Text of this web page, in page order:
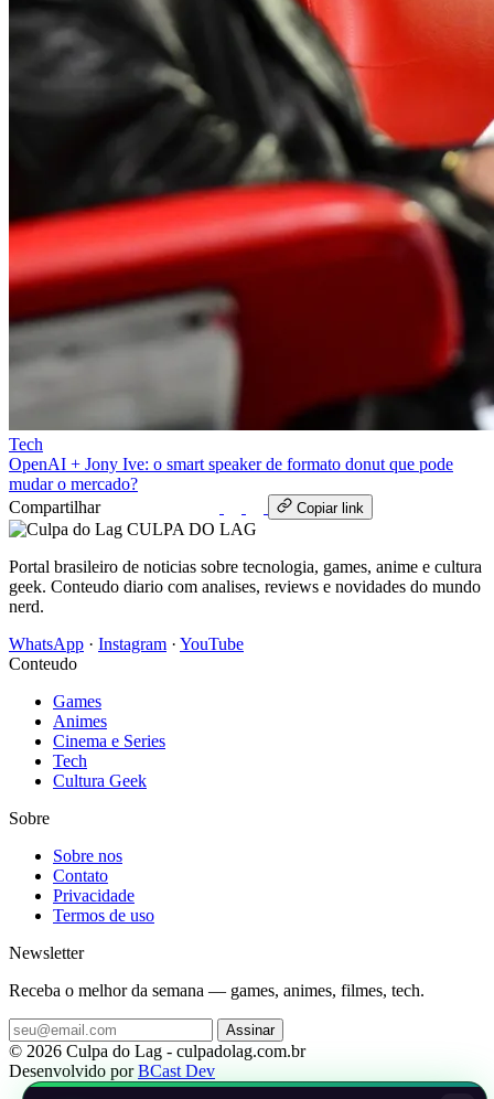
Tech
OpenAI + Jony Ive: o smart speaker de formato donut que pode
mudar o mercado?
Compartilhar
Copiar link
CULPA DO LAG
Portal brasileiro de noticias sobre tecnologia, games, anime e cultura
geek. Conteudo diario com analises, reviews e novidades do mundo
nerd.
WhatsApp · Instagram · YouTube
Conteudo
Games
Animes
Cinema e Series
Tech
Cultura Geek
Sobre
Sobre nos
Contato
Privacidade
Termos de uso
Newsletter
Receba o melhor da semana — games, animes, filmes, tech.
Assinar
© 2026 Culpa do Lag - culpadolag.com.br
Desenvolvido porBCast Dev